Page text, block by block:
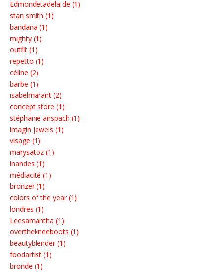
Edmondetadelaïde (1)
stan smith (1)
bandana (1)
mighty (1)
outfit (1)
repetto (1)
céline (2)
barbe (1)
isabelmarant (2)
concept store (1)
stéphanie anspach (1)
imagin jewels (1)
visage (1)
marysatoz (1)
lnandes (1)
médiacité (1)
bronzer (1)
colors of the year (1)
londres (1)
Leesamantha (1)
overthekneeboots (1)
beautyblender (1)
foodartist (1)
bronde (1)